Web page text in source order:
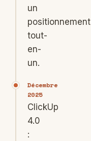
un
positionnement
tout-
en-
un.
Décembre
2025
ClickUp
4.0
: